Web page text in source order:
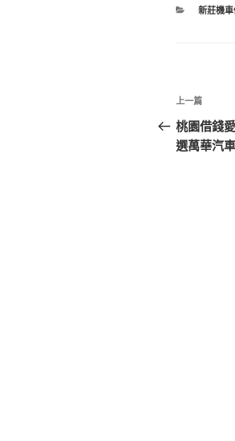
分
新莊機
文
章
導
上
一
篇
上一篇
桃園借錢
選萬華汽